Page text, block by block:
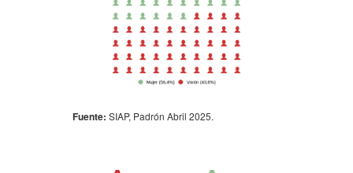
Fuente: SIAP, Padrón Abril 2025.